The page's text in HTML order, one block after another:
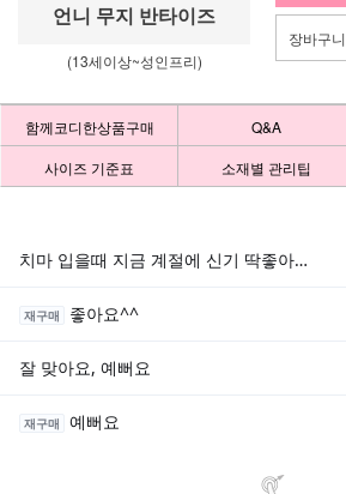
언니 무지 반타이즈
(13세이상~성인프리)
장바구
함께코디한상품구매 Q&A
사이즈 기준표
소재별 관리팁